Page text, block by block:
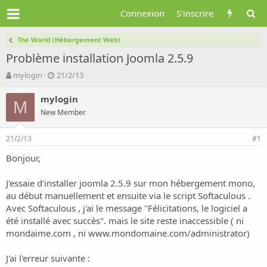
Connexion S'inscrire
The World (Hébergement Web)
Problème installation Joomla 2.5.9
A
t
e
r
d
l
d
i
c
u
s
i
mylogin
D
t
d
e
t
21/2/13
M mylogin
New Member
21/2/13 #1
Bonjour,
J'essaie d'installer joomla 2.5.9 sur mon hébergement mono,
au début manuellement et ensuite via le script Softaculous .
Avec Softaculous , j'ai le message "Félicitations, le logiciel a
été installé avec succès". mais le site reste inaccessible ( ni
mondaime.com , ni www.mondomaine.com/administrator)
J'ai l'erreur suivante :